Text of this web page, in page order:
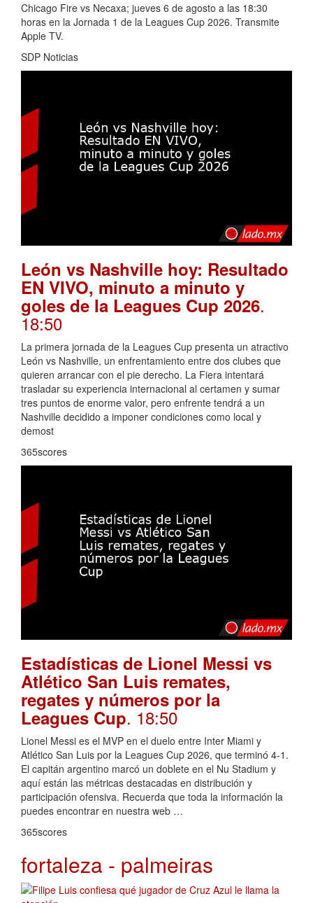
Chicago Fire vs Necaxa; jueves 6 de agosto a las 18:30
horas en la Jornada 1 de la Leagues Cup 2026. Transmite
Apple TV.
SDP Noticias
León vs Nashville hoy: Resultado
EN VIVO, minuto a minuto y
goles de la Leagues Cup 2026.
18:50
La primera jornada de la Leagues Cup presenta un atractivo
León vs Nashville, un enfrentamiento entre dos clubes que
quieren arrancar con el pie derecho. La Fiera intentará
trasladar su experiencia internacional al certamen y sumar
tres puntos de enorme valor, pero enfrente tendrá a un
Nashville decidido a imponer condiciones como local y
demost
365scores
Estadísticas de Lionel Messi vs
Atlético San Luis remates,
regates y números por la
Leagues Cup. 18:50
Lionel Messi es el MVP en el duelo entre Inter Miami y
Atlético San Luis por la Leagues Cup 2026, que terminó 4-1.
El capitán argentino marcó un doblete en el Nu Stadium y
aquí están las métricas destacadas en distribución y
participación ofensiva. Recuerda que toda la información la
puedes encontrar en nuestra web …
365scores
fortaleza - palmeiras